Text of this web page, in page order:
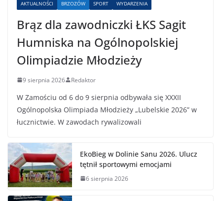
AKTUALNOŚCI BRZOZÓW SPORT WYDARZENIA
Brąz dla zawodniczki ŁKS Sagit
Humniska na Ogólnopolskiej
Olimpiadzie Młodzieży
9 sierpnia 2026 Redaktor
W Zamościu od 6 do 9 sierpnia odbywała się XXXII
Ogólnopolska Olimpiada Młodzieży „Lubelskie 2026” w
łucznictwie. W zawodach rywalizowali
EkoBieg w Dolinie Sanu 2026. Ulucz
tętnił sportowymi emocjami
6 sierpnia 2026